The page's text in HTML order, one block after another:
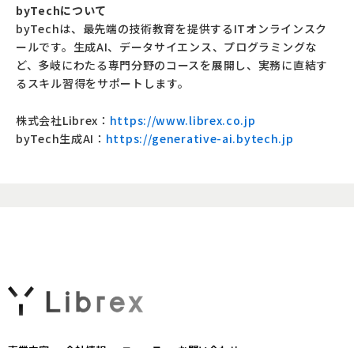
byTechについて
byTechは、最先端の技術教育を提供するITオンラインスク
ールです。生成AI、データサイエンス、プログラミングな
ど、多岐にわたる専門分野のコースを展開し、実務に直結す
るスキル習得をサポートします。
株式会社Librex： https://www.librex.co.jp
byTech生成AI ： https://generative-ai.bytech.jp